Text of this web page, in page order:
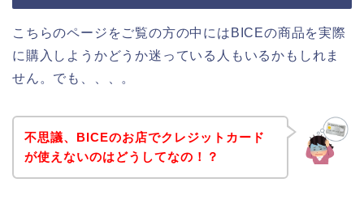
こちらのページをご覧の方の中にはBICEの商品を実際
に購入しようかどうか迷っている人もいるかもしれま
せん。でも、、、。
不思議、BICEのお店でクレジットカード
が使えないのはどうしてなの！？